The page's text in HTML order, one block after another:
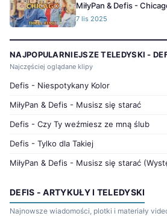
MiłyPan & Defis -
7 lis 2025
NAJPOPULARNIEJSZE TELEDYSKI -
Najczęściej oglądane klipy
Defis - Niespotykany Kolor
MiłyPan & Defis - Musisz się starać
Defis - Czy Ty weźmiesz ze mną ślub
Defis - Tylko dla Takiej
MiłyPan & Defis - Musisz się starać
DEFIS - ARTYKUŁY I TELEDYSKI
Najnowsze wiadomości, plotki i materiały